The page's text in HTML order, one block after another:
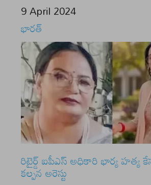
Date
9 April 2024
In relation to
భారత్
రిటైర్డ్ ఐపీఎస్ అధికారి భార్య హత్య
కల్పన అరెస్టు